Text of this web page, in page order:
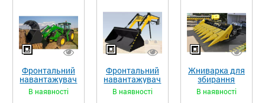
Фронтальний
навантажувач
«STRONG XL»
В наявності
Фронтальний
навантажувач
«STRONG»
В наявності
Жниварка для
збирання
кукурудзи
ЖКИ-870
В наявності